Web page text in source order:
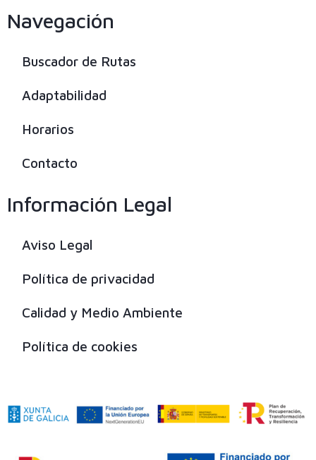
Navegación
Buscador de Rutas
Adaptabilidad
Horarios
Contacto
Información Legal
Aviso Legal
Política de privacidad
Calidad y Medio Ambiente
Política de cookies